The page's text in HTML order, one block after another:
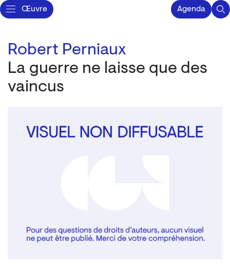
Œuvre Agenda
Robert Perniaux
La guerre ne laisse que des
vaincus